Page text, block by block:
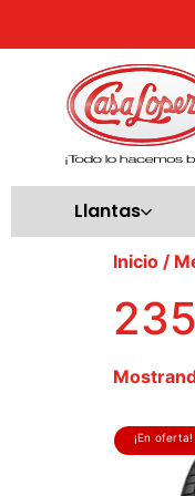
Llantas
Inicio /
¡En oferta!